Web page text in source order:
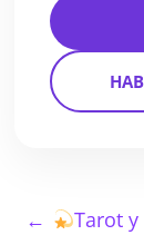
←
Tarot